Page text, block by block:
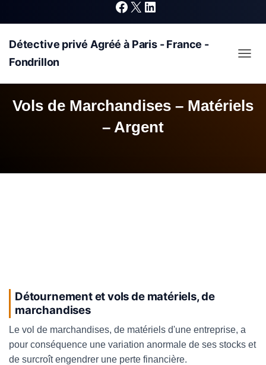
F
e
X L
k
Détective privé Agréé à Paris - France -
Fondrillon
Vols de Marchandises – Matériels
– Argent
Détournement et vols de matériels, de
marchandises
Le vol de marchandises, de matériels d'une entreprise, a
pour conséquence une variation anormale de ses stocks et
de surcroît engendrer une perte financière.